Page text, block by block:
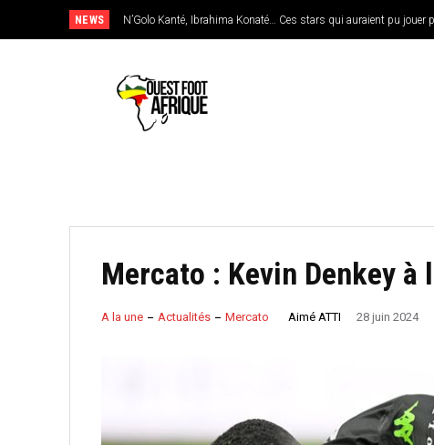
NEWS N’Golo Kanté, Ibrahima Konaté… Ces stars qui auraient pu jouer
Sénégal : Patrick Vieira en pole position pour remplacer Pape
Mercato : Kevin Denkey à
A la une Actualités Mercato Aimé ATTI 28 juin 2024